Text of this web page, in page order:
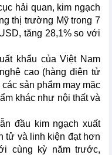
hải quan, kim ngạch
thị trường Mỹ trong 7
tăng 28,1% so với
khẩu của Việt Nam
cao (hàng điện tử
sản phẩm may mặc
khác như nội thất và
đầu kim ngạch xuất
tử và linh kiện đạt hơn
cùng kỳ năm trước,